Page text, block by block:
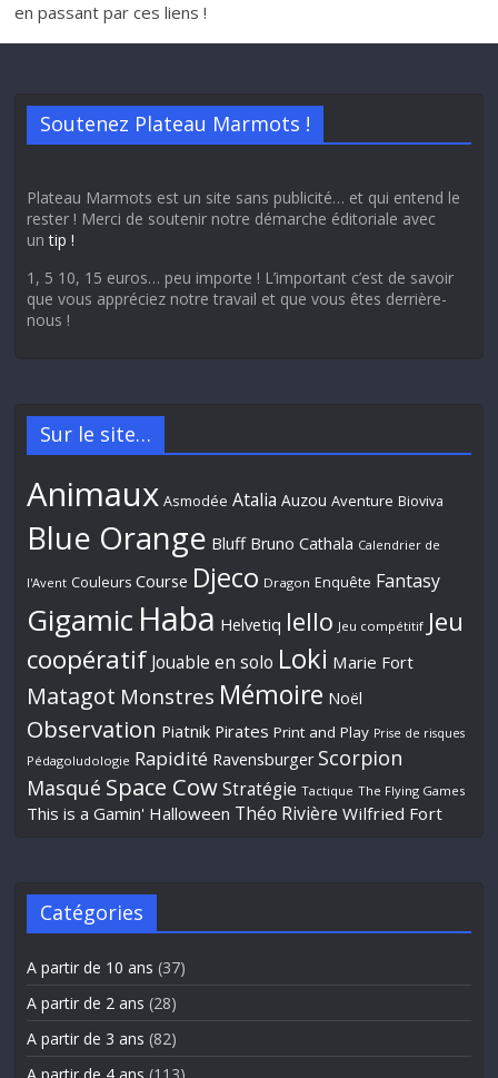
en passant par ces liens !
Soutenez Plateau Marmots !
Plateau Marmots est un site sans publicité… et qui entend le
rester ! Merci de soutenir notre démarche éditoriale avec
untip !
1, 5 10, 15 euros… peu importe ! L’important c’est de savoir
que vous appréciez notre travail et que vous êtes derrière-
nous !
Sur le site…
Animaux Asmodée Atalia Auzou Aventure Bioviva
Blue Orange Bluff Bruno Cathala Calendrier de
l'Avent Couleurs Course Djeco Dragon Enquête Fantasy
Gigamic Haba Helvetiq Iello Jeu compétitif Jeu
coopératif Jouable en solo Loki Marie Fort
Matagot Monstres Mémoire Noël
Observation Piatnik Pirates Print and Play Prise de risques
Pédagoludologie Rapidité Ravensburger Scorpion
Masqué Space Cow Stratégie Tactique The Flying Games
This is a Gamin' Halloween Théo Rivière Wilfried Fort
Catégories
A partir de 10 ans (37)
A partir de 2 ans (28)
A partir de 3 ans (82)